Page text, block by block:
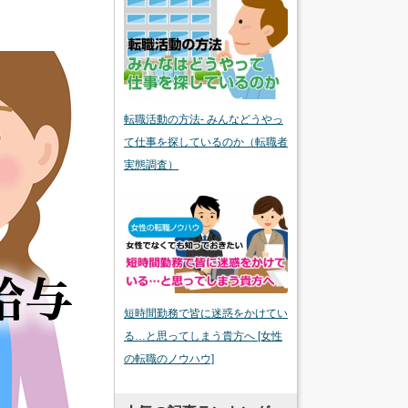
転職活動の方法- みんなどうやっ
て仕事を探しているのか（転職者
実態調査）
短時間勤務で皆に迷惑をかけてい
る…と思ってしまう貴方へ [女性
の転職のノウハウ]